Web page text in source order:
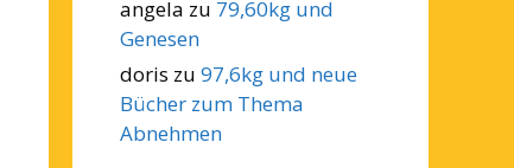
angela zu 79,60kg und
Genesen
doris zu 97,6kg und neue
Bücher zum Thema
Abnehmen